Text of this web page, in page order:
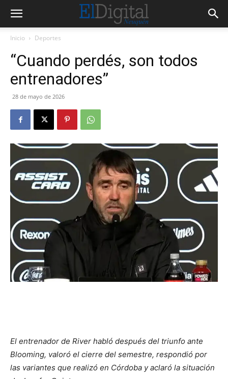
Inicio Deportes
“Cuando perdés, son todos
entrenadores”
28 de mayo de 2026
El entrenador de River habló después del triunfo ante
Blooming, valoró el cierre del semestre, respondió por
las variantes que realizó en Córdoba y aclaró la situación